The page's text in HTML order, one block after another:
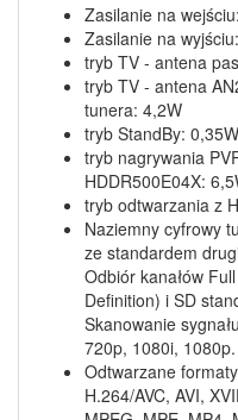
Zasilanie na
Zasilanie na
tryb TV - antena
tryb TV - antena
tunera: 4,2W
tryb StandBy: 0,35W
tryb nagrywania
HDDR500E04X:
tryb odtwarzania z
Naziemny cyfrowy
ze standardem
Odbiór kanałów
Definition) i SD
Skanowanie
720p, 1080i, 1080p.
Odtwarzane
H.264/AVC, AVI,